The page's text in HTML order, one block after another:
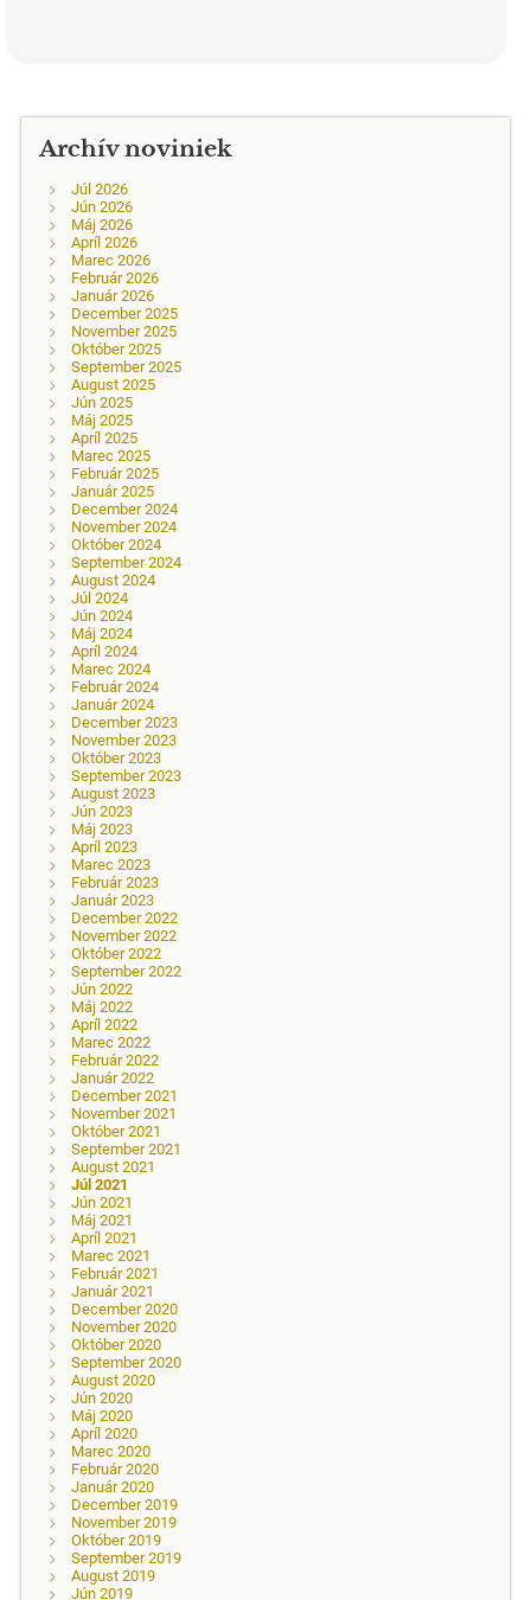
Archív noviniek
Júl 2026
Jún 2026
Máj 2026
Apríl 2026
Marec 2026
Február 2026
Január 2026
December 2025
November 2025
Október 2025
September 2025
August 2025
Jún 2025
Máj 2025
Apríl 2025
Marec 2025
Február 2025
Január 2025
December 2024
November 2024
Október 2024
September 2024
August 2024
Júl 2024
Jún 2024
Máj 2024
Apríl 2024
Marec 2024
Február 2024
Január 2024
December 2023
November 2023
Október 2023
September 2023
August 2023
Jún 2023
Máj 2023
Apríl 2023
Marec 2023
Február 2023
Január 2023
December 2022
November 2022
Október 2022
September 2022
Jún 2022
Máj 2022
Apríl 2022
Marec 2022
Február 2022
Január 2022
December 2021
November 2021
Október 2021
September 2021
August 2021
Júl 2021
Jún 2021
Máj 2021
Apríl 2021
Marec 2021
Február 2021
Január 2021
December 2020
November 2020
Október 2020
September 2020
August 2020
Jún 2020
Máj 2020
Apríl 2020
Marec 2020
Február 2020
Január 2020
December 2019
November 2019
Október 2019
September 2019
August 2019
Jún 2019